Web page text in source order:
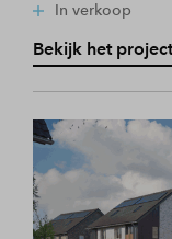
In verkoop
Bekijk het project